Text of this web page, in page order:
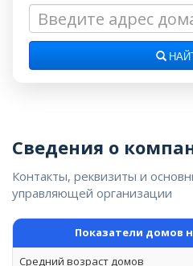
Сведения о
Контакты, реквизиты и
управляющей организации
Показатели домов
Средний возраст домов